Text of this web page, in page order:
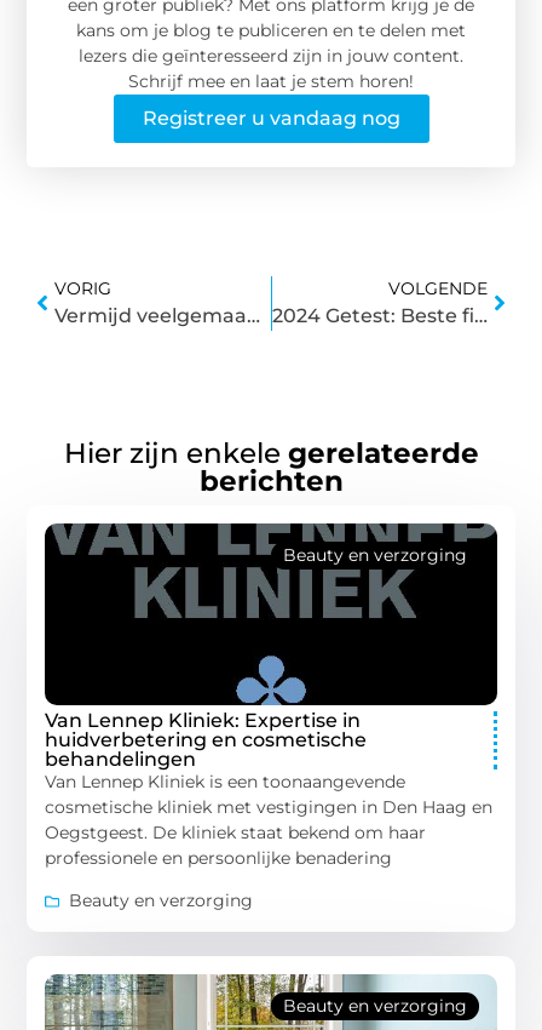
kans om je blog te publiceren en te delen met
lezers die geïnteresseerd zijn in jouw content.
Schrijf mee en laat je stem horen!
Registreer u vandaag nog
VORIG
Vermijd veelgemaakte fouten bij het kopen van zonnepanelen met deze tips
VOLGENDE
2024 Getest: Beste fietsnavigatie voor jouw fietsavonturen
Hier zijn enkele gerelateerde
berichten
Beauty en verzorging
Van Lennep Kliniek: Expertise in
huidverbetering en cosmetische
behandelingen
Van Lennep Kliniek is een toonaangevende
cosmetische kliniek met vestigingen in Den Haag en
Oegstgeest. De kliniek staat bekend om haar
professionele en persoonlijke benadering
Beauty en verzorging
Beauty en verzorging